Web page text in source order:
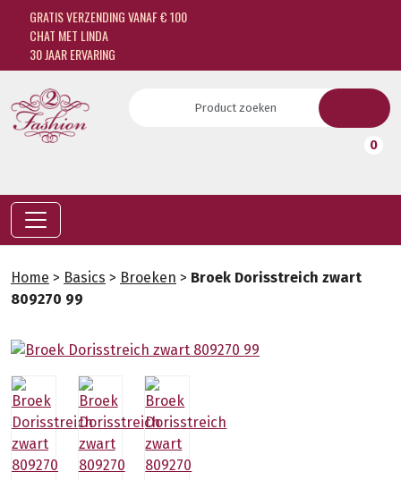
GRATIS VERZENDING VANAF € 100
CHAT MET LINDA
30 JAAR ERVARING
0
Home > Basics > Broeken > Broek Dorisstreich zwart
809270 99